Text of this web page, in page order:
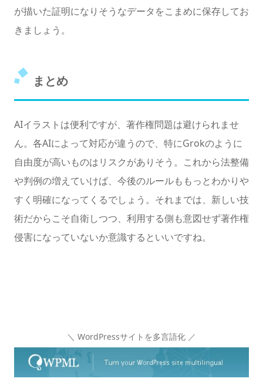
が描いた証明になりそうなデータをこまめに保存してお
きましょう。
まとめ
AIイラストは便利ですが、著作権問題は避けられませ
ん。各AIによって対応が違うので、特にGrokのように
自由度が高いものはリスクがありそう。これから法整備
や判例の増えていけば、今後のルールももっとわかりや
すく明確になってくるでしょう。それまでは、新しい技
術だからこそ自衛しつつ、利用する側も意図せず著作権
侵害になっていないか意識するといいですね。
＼ WordPressサイトを多言語化 ／